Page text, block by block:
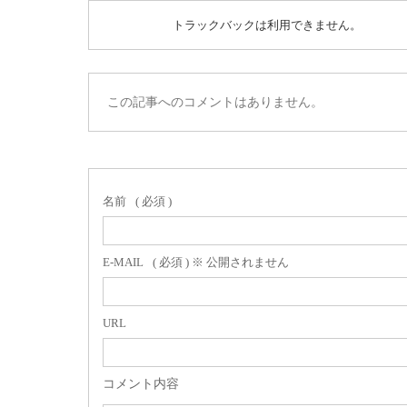
トラックバックは利用できません。
この記事へのコメントはありません。
名前 ( 必須 )
E-MAIL ( 必須 ) ※ 公開されません
URL
コメント内容